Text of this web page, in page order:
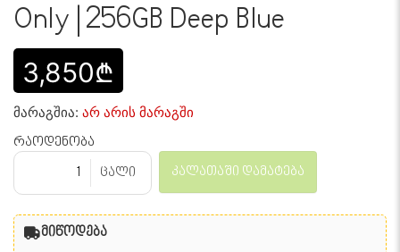
Only | 256GB Deep Blue
3,850₾
მარაგშია: არ არის მარაგში
რაოდენობა
ცალი
კალათაში დამატება
მიწოდება